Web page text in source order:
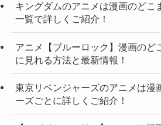
キングダムのアニメは漫画のどこ
一覧で詳しくご紹介！
アニメ【ブルーロック】漫画のど
に見れる方法と最新情報！
東京リベンジャーズのアニメは漫
ーズごとに詳しくご紹介！